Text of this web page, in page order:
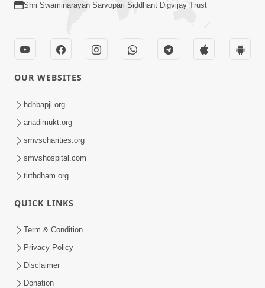
હર્ષ-શોક, સુખ-દુખનું કારણ દેહભાવ | SMVS
Spiritual Journey | Anadimukta Gyan
હરિ નવમીએ આટલું દ્રઢ કરી દઈએ તો બેડો પાર
Shri Swaminarayan Sarvopari Siddhant Digvijay Trust
OUR WEBSITES
hdhbapji.org
anadimukt.org
smvscharities.org
smvshospital.com
tirthdham.org
QUICK LINKS
Term & Condition
Privacy Policy
Disclaimer
Donation